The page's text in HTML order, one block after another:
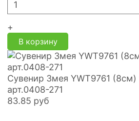
+
В корзину
Сувенир Змея YWT9761 (8см)
арт.0408-271
83.85 руб